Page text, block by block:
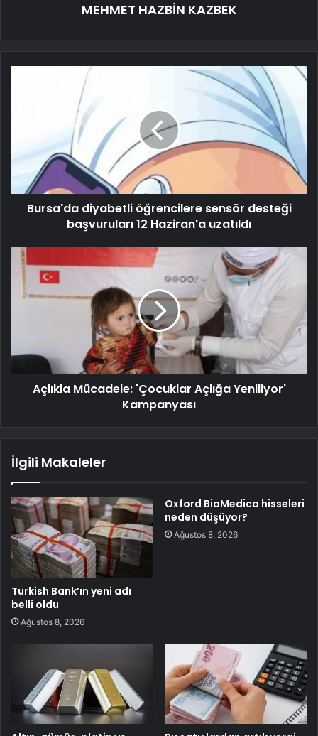
MEHMET HAZBİN KAZBEK
Bursa'da diyabetli öğrencilere sensör desteği
başvuruları 12 Haziran'a uzatıldı
Açlıkla Mücadele: 'Çocuklar Açlığa Yeniliyor'
Kampanyası
İlgili Makaleler
Turkish Bank’ın yeni adı
belli oldu
Ağustos 8, 2026
Oxford BioMedica hisseleri
neden düşüyor?
Ağustos 8, 2026